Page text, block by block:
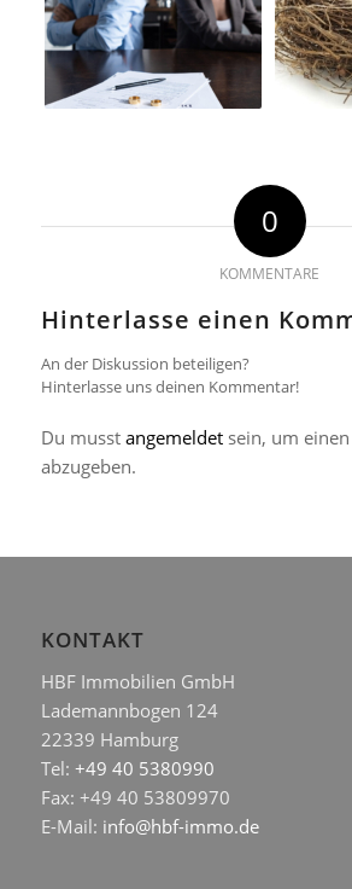
0
KOMMENTARE
Hinterlasse einen
An der Diskussion beteiligen?
Hinterlasse uns deinen Kommentar!
Du musst angemeldetsein, um
abzugeben.
KONTAKT
HBF Immobilien GmbH
Lademannbogen 124
22339 Hamburg
Tel: +49 40 5380990
Fax: +49 40 53809970
E-Mail: info@hbf-immo.de